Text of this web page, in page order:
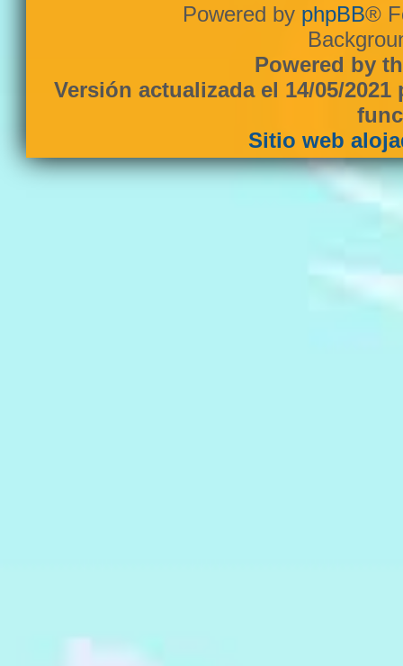
Powered by phpBB®
Powered by
Versión actualizada el 14/05/
Sitio web